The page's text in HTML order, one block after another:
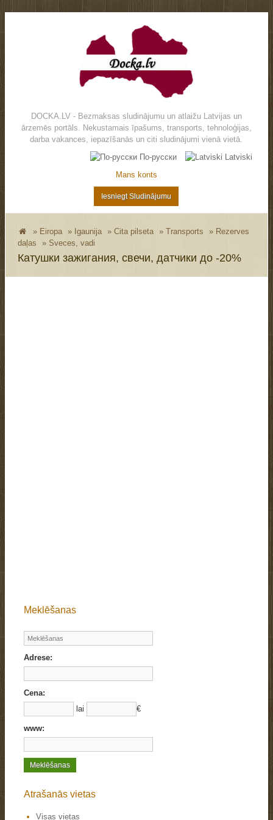
DOCKA.LV - Bezmaksas sludinājumu un atlaižu Latvijas un
ārzemēs portāls. Nekustamais īpašums, transports, tehnoloģijas,
darba vakances, iepazīšanās un citi sludinājumi vienā vietā.
По-русски
Latviski
Mans konts
Iesniegt Sludinājumu
» Eiropa » Igaunija »Cita pilseta »Transports » Rezerves
daļas
» Sveces, vadi
Катушки зажигания, свечи, датчики до -20%
Meklēšanas
Adrese:
Cena:
lai
€
www:
Atrašanās vietas
Visas vietas